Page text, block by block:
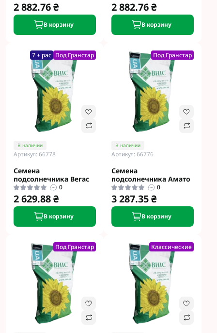
2 882.76 ₴
В корзину
2 882.76 ₴
В корзину
7 + рас Под Гранстар
В наличии
Артикул: 66778
Семена
подсолнечника Вегас
0
2 629.88 ₴
В корзину
Под Гранстар
В наличии
Артикул: 66776
Семена
подсолнечника Амато
0
3 287.35 ₴
В корзину
Под Гранстар Классические